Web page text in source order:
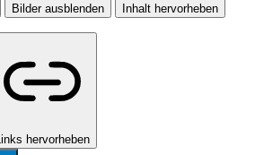
Bilder ausblenden Inhalt hervorheben
hervorheben